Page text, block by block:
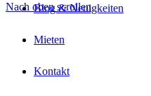
Blog & Neuigkeiten
Mieten
Kontakt
Nach oben scrollen